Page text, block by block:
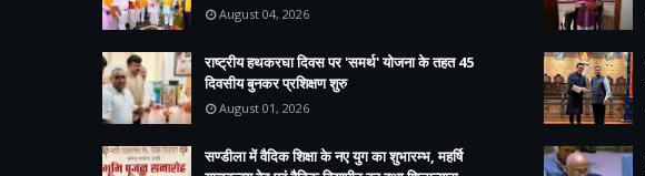
August 04, 2026
राष्ट्रीय हथकरघा दिवस पर 'समर्थ' योजना के तहत 45
दिवसीय बुनकर प्रशिक्षण शुरु
August 01, 2026
सण्डीला में वैदिक शिक्षा के नए युग का शुभारम्भ, महर्षि